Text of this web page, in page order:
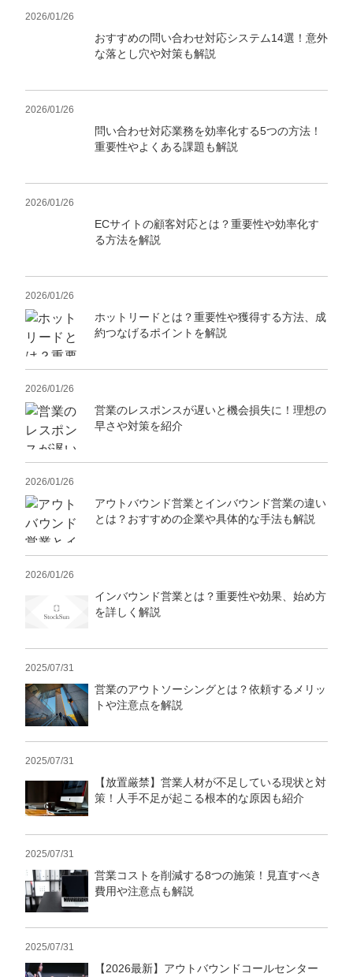
2026/01/26
おすすめの問い合わせ対応システム14選！意外
な落とし穴や対策も解説
2026/01/26
問い合わせ対応業務を効率化する5つの方法！
重要性やよくある課題も解説
2026/01/26
ECサイトの顧客対応とは？重要性や効率化す
る方法を解説
2026/01/26
ホットリードとは？重要性や獲得する方法、成
約つなげるポイントを解説
2026/01/26
営業のレスポンスが遅いと機会損失に！理想の
早さや対策を紹介
2026/01/26
アウトバウンド営業とインバウンド営業の違い
とは？おすすめの企業や具体的な手法も解説
2026/01/26
インバウンド営業とは？重要性や効果、始め方
を詳しく解説
2025/07/31
営業のアウトソーシングとは？依頼するメリッ
トや注意点を解説
2025/07/31
【放置厳禁】営業人材が不足している現状と対
策！人手不足が起こる根本的な原因も紹介
2025/07/31
営業コストを削減する8つの施策！見直すべき
費用や注意点も解説
2025/07/31
【2026最新】アウトバウンドコールセンター